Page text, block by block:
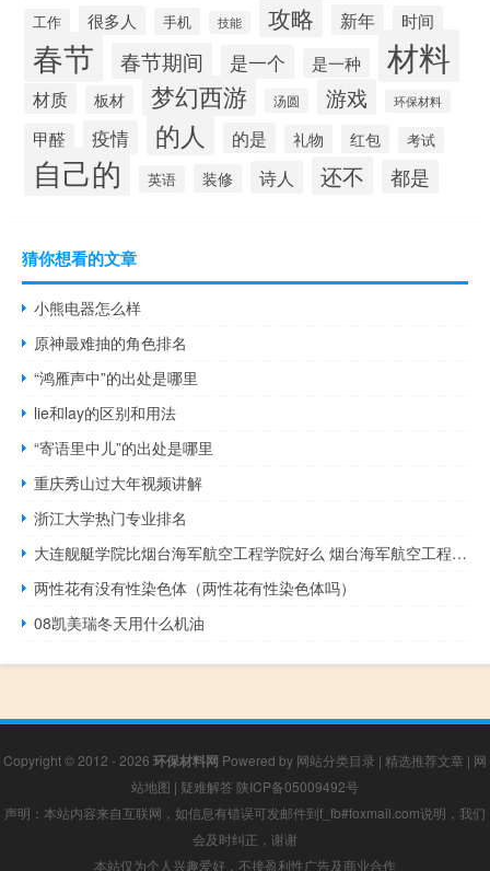
工作 很多人 手机 技能 攻略 新年 时间
春节 春节期间 是一个 是一种 材料
材质 板材 梦幻西游 汤圆 游戏 环保材料
甲醛 疫情 的人 的是 礼物 红包 考试
自己的 英语 装修 诗人 还不 都是
猜你想看的文章
小熊电器怎么样
原神最难抽的角色排名
“鸿雁声中”的出处是哪里
lie和lay的区别和用法
“寄语里中儿”的出处是哪里
重庆秀山过大年视频讲解
浙江大学热门专业排名
大连舰艇学院比烟台海军航空工程学院好么 烟台海军航空工程学院
两性花有没有性染色体（两性花有性染色体吗）
08凯美瑞冬天用什么机油
Copyright © 2012 - 2026 环保材料网 Powered by 网站分类目录 | 精选推荐文章 | 网
站地图 | 疑难解答 陕ICP备05009492号
声明：本站内容来自互联网，如信息有错误可发邮件到f_fb#foxmail.com说明，我们
会及时纠正，谢谢
本站仅为个人兴趣爱好，不接盈利性广告及商业合作